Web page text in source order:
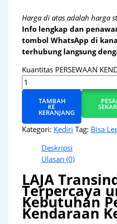
Harga di atas adalah harga
Info lengkap dan
tombol WhatsApp di
terhubung langsung
Kuantitas PERSEWAAN
TAMBAH
KE
KERANJANG
Kategori: Kediri Tag: Bisa
Deskripsi
Ulasan (0)
LAJA
Terpercaya
Kebutuhan
Kendaraan